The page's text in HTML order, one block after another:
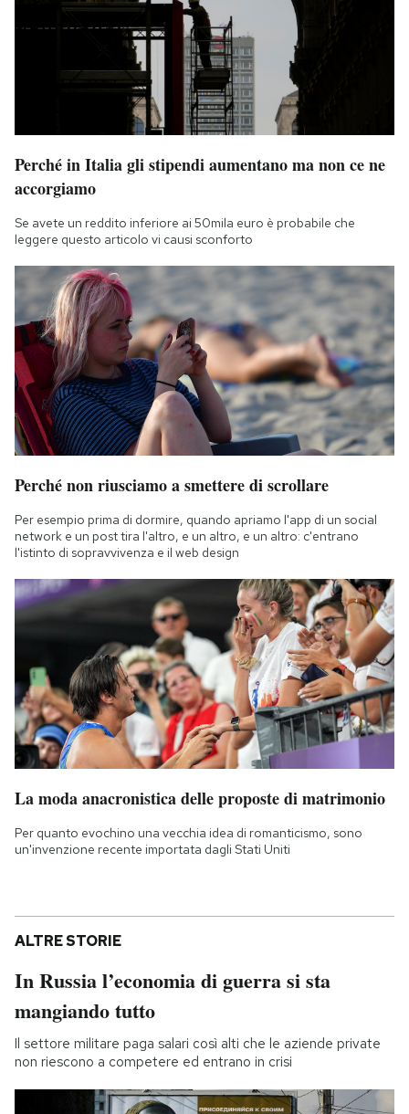
Perché in Italia gli stipendi aumentano ma non ce ne
accorgiamo
Se avete un reddito inferiore ai 50mila euro è probabile che
leggere questo articolo vi causi sconforto
Perché non riusciamo a smettere di scrollare
Per esempio prima di dormire, quando apriamo l'app di un social
network e un post tira l'altro, e un altro, e un altro: c'entrano
l'istinto di sopravvivenza e il web design
La moda anacronistica delle proposte di matrimonio
Per quanto evochino una vecchia idea di romanticismo, sono
un'invenzione recente importata dagli Stati Uniti
ALTRE STORIE
In Russia l’economia di guerra si sta
mangiando tutto
Il settore militare paga salari così alti che le aziende private
non riescono a competere ed entrano in crisi